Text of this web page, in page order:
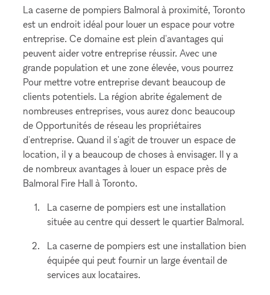
La caserne de pompiers Balmoral à proximité, Toronto
est un endroit idéal pour louer un espace pour votre
entreprise. Ce domaine est plein d'avantages qui
peuvent aider votre entreprise réussir. Avec une
grande population et une zone élevée, vous pourrez
Pour mettre votre entreprise devant beaucoup de
clients potentiels. La région abrite également de
nombreuses entreprises, vous aurez donc beaucoup
de Opportunités de réseau les propriétaires
d'entreprise. Quand il s'agit de trouver un espace de
location, il y a beaucoup de choses à envisager. Il y a
de nombreux avantages à louer un espace près de
Balmoral Fire Hall à Toronto.
La caserne de pompiers est une installation
située au centre qui dessert le quartier Balmoral.
La caserne de pompiers est une installation bien
équipée qui peut fournir un large éventail de
services aux locataires.